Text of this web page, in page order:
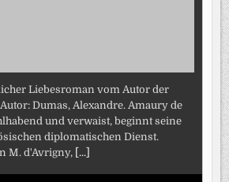
Liebesroman vom Autor der
Dumas, Alexandre. Amaury de
und verwaist, beginnt seine
diplomatischen Dienst.
M. d'Avrigny, [...]